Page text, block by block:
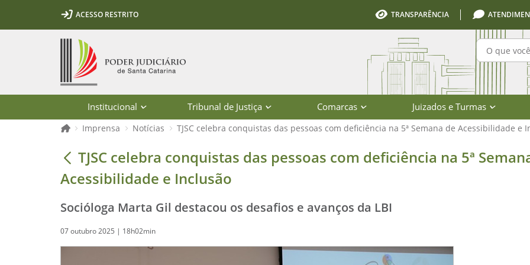
Ir para o conteúdo
Ir para a ferramenta de acessibilidade - Rybená
Ir para o menu principal
Ir para a pesquisa
Ir para o rodapé
Ir para a página inicialACESSO RESTRITO TRANSPARÊNCIA
Institucional Tribunal de Justiça Comarcas Juizados e Turmas
Página inicial
Imprensa Notícias TJSC celebra conquistas das pessoas com deficiência na 5ª Semana de Acessibilidade e
TJSC celebra conquistas das pessoas com deficiência na 5ª Semana
TJSC celebra conquistas das pessoas com deficiência na 5ª
Acessibilidade e Inclusão
Socióloga Marta Gil destacou os desafios e avanços da LBI
07 outubro 2025 | 18h02min